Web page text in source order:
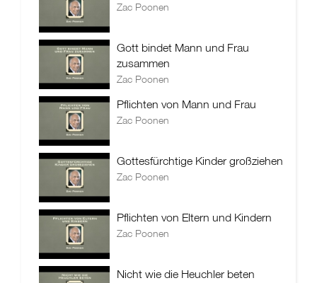
Zac Poonen
Gott bindet Mann und Frau
zusammen
Zac Poonen
Pflichten von Mann und Frau
Zac Poonen
Gottesfürchtige Kinder großziehen
Zac Poonen
Pflichten von Eltern und Kindern
Zac Poonen
Nicht wie die Heuchler beten